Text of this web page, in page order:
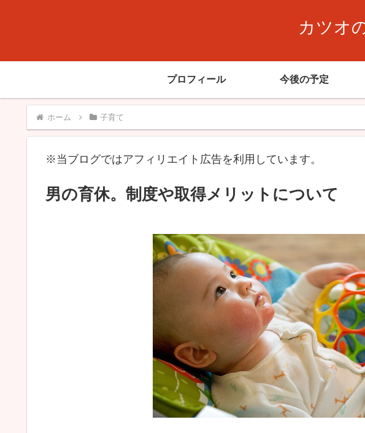
カツオ
プロフィール 今後の予定
ホーム 子育て
※当ブログではアフィリエイト広告を利用しています。
男の育休。制度や取得メリットについて